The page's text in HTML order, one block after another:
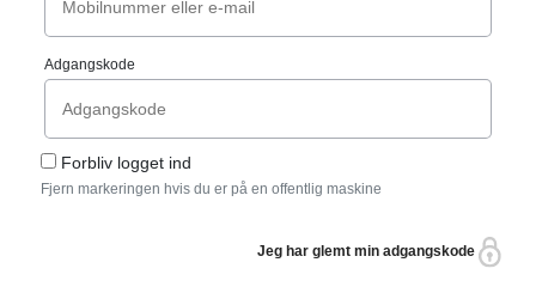
Adgangskode
Forbliv logget ind
Fjern markeringen hvis du er på en offentlig maskine
Jeg har glemt min adgangskode